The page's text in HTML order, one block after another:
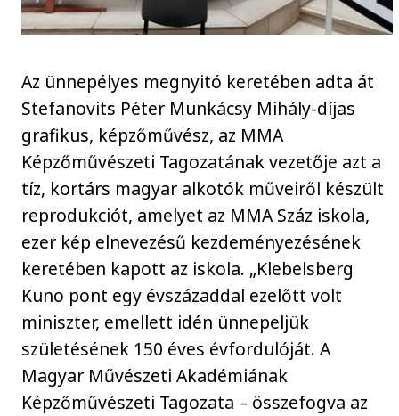
Az ünnepélyes megnyitó keretében adta át
Stefanovits Péter Munkácsy Mihály-díjas
grafikus, képzőművész, az MMA
Képzőművészeti Tagozatának vezetője azt a
tíz, kortárs magyar alkotók műveiről készült
reprodukciót, amelyet az MMA Száz iskola,
ezer kép elnevezésű kezdeményezésének
keretében kapott az iskola. „Klebelsberg
Kuno pont egy évszázaddal ezelőtt volt
miniszter, emellett idén ünnepeljük
születésének 150 éves évfordulóját. A
Magyar Művészeti Akadémiának
Képzőművészeti Tagozata – összefogva az